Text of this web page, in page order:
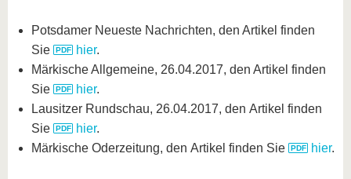
Potsdamer Neueste Nachrichten, den Artikel finden
Sie
hier.
Märkische Allgemeine, 26.04.2017, den Artikel finden
Sie
hier.
Lausitzer Rundschau, 26.04.2017, den Artikel finden
Sie
hier.
Märkische Oderzeitung, den Artikel finden Sie
hier.